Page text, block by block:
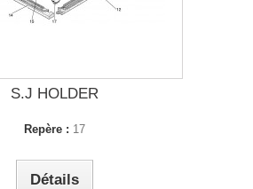
S.J HOLDER
Repère : 17
Détails